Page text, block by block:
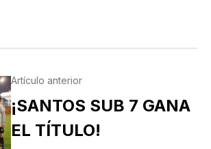
Artículo anterior
¡SANTOS SUB 7 GANA
EL TÍTULO!